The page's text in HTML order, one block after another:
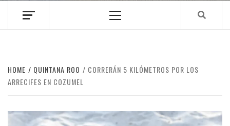
Menu
HOME QUINTANA ROO
CORRERÁN 5 KILÓMETROS POR LOS
ARRECIFES EN COZUMEL